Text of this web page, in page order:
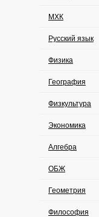
МХК
Русский язык
Физика
География
Физкультура
Экономика
Алгебра
ОБЖ
Геометрия
Философия